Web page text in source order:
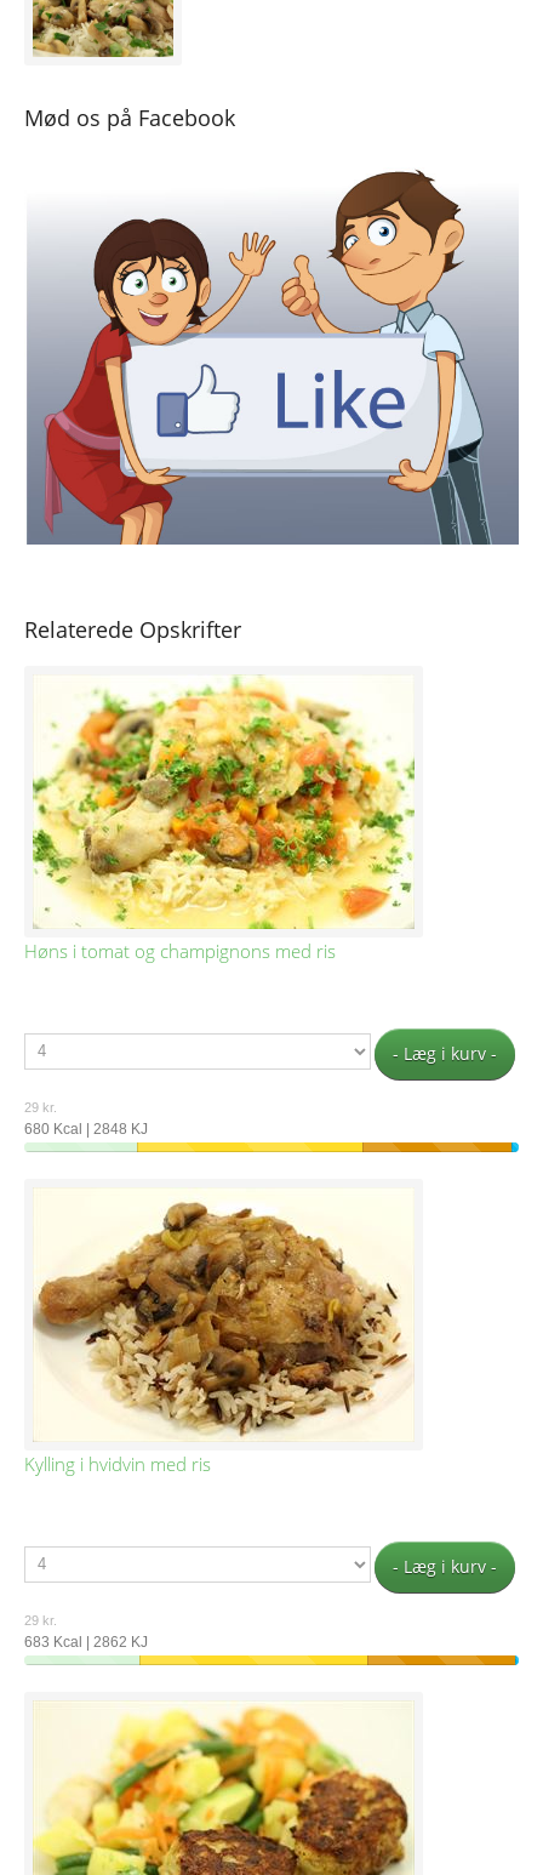
Mød os på Facebook
Relaterede Opskrifter
Høns i tomat og champignons med ris
- Læg i kurv -
29 kr.
680 Kcal | 2848 KJ
Kylling i hvidvin med ris
- Læg i kurv -
29 kr.
683 Kcal | 2862 KJ